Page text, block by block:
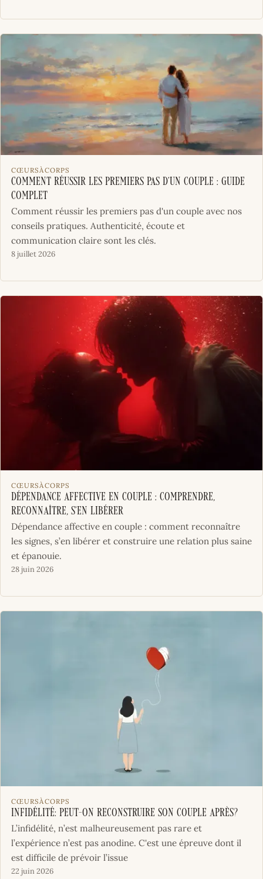
CŒURSÀCORPS
Comment réussir les premiers pas d’un couple : guide
complet
Comment réussir les premiers pas d'un couple avec nos
conseils pratiques. Authenticité, écoute et
communication claire sont les clés.
8 juillet 2026
CŒURSÀCORPS
Dépendance affective en couple : comprendre,
reconnaître, s’en libérer
Dépendance affective en couple : comment reconnaître
les signes, s’en libérer et construire une relation plus saine
et épanouie.
28 juin 2026
CŒURSÀCORPS
Infidélité: peut-on reconstruire son couple après?
L’infidélité, n’est malheureusement pas rare et
l’expérience n’est pas anodine. C'est une épreuve dont il
est difficile de prévoir l’issue
22 juin 2026